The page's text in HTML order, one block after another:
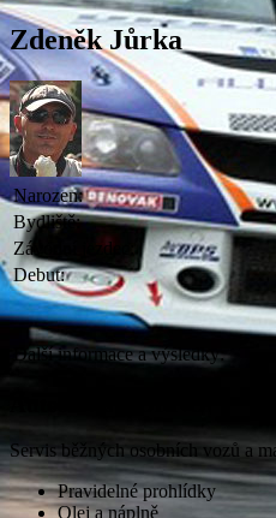
Zdeněk Jůrka
Narozen:
Bydliště:
Závodní jezdec:
Debut:
Další informace a výsledky:
Servis běžných osobních vozů a
Pravidelné prohlídky
Olej a náplně